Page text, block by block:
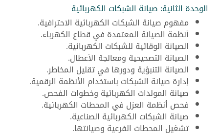
الوحدة الثانية: صيانة الشبكات الكهربائية
مفهوم صيانة الشبكات الكهربائية الاحترافية.
أنظمة الصيانة المعتمدة في قطاع الكهرباء.
الصيانة الوقائية للشبكات الكهربائية.
الصيانة التصحيحية ومعالجة الأعطال.
الصيانة التنبؤية ودورها في تقليل المخاطر.
إدارة صيانة الشبكات باستخدام الأنظمة الرقمية.
صيانة المولدات الكهربائية وخطوات الفحص.
فحص أنظمة العزل في المحطات الكهربائية.
صيانة الشبكات الكهربائية الصناعية.
تشغيل المحطات الفرعية وصيانتها.